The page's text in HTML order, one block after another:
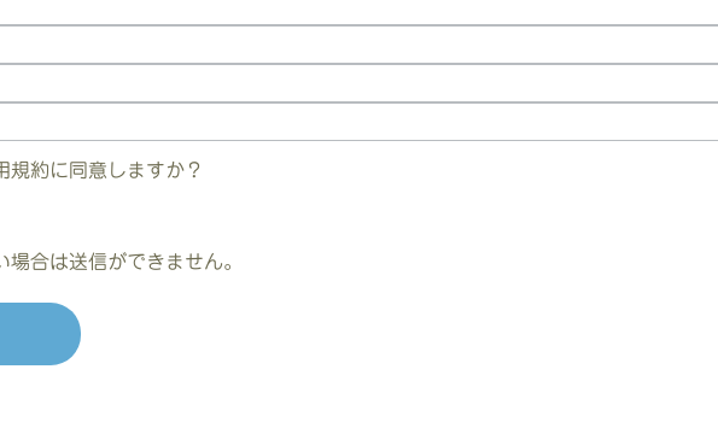
規約に同意しますか？
合は送信ができません。